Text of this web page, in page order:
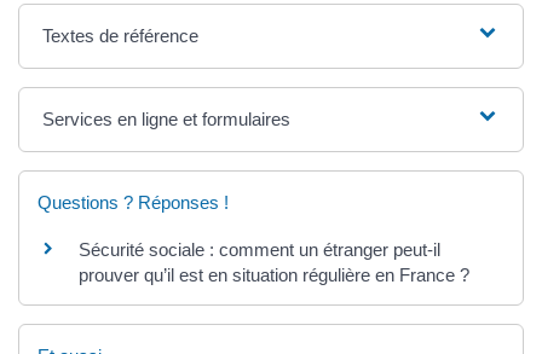
Textes de référence
Services en ligne et formulaires
Questions ? Réponses !
Sécurité sociale : comment un étranger peut-il
prouver qu’il est en situation régulière en France ?